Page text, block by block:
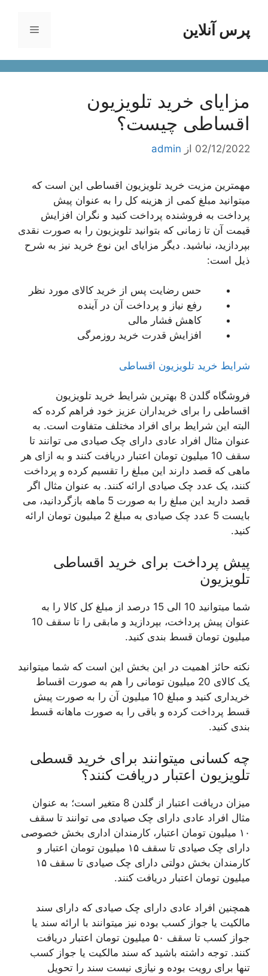
محتواپرس آنلاین فهرست
مزایای خرید تلویزیون
اقساطی چیست؟
02/12/2022 از admin
مهمترین مزیت خرید تلویزیون اقساطی این است که
میتوانید مبلغ کمی از هزینه کل را به عنوان پیش
پرداخت به فروشنده پرداخت کنید و نگران افزایش
قیمت آن تا زمانی که بتوانید تلویزیون را به صورت نقدی
بپردازید، نباشید. دیگر مزایای این نوع خرید نیز به شرح
ذیل است:
حس رضایت پس از خرید کالای مورد نظر
رفع نیاز و پرداخت آن در آینده
کاهش فشار مالی
افزایش قدرت خرید روزمرگی
شرایط خرید تلویزیون اقساطی
فروشگاه گلدن 8 بهترین شرایط خرید تلویزیون
اقساطی را برای خریداران عزیز خود فراهم کرده که
البته این شرایط برای افراد مختلف متفاوت است. به
عنوان مثال افراد عادی دارای چک صیادی می توانند تا
سقف 10 میلیون تومان اعتبار دریافت کنند و به ازای هر
ماهی که قصد دارند این مبلغ را تقسیم کرده و پرداخت
کنند، یک عدد چک صیادی ارائه کنند. به عنوان مثال اگر
قصد دارید این مبلغ را به صورت 5 ماهه بازگردانید، می
بایست 5 عدد چک صیادی به مبلغ 2 میلیون تومان ارائه
کنید.
پیش پرداخت برای خرید اقساطی
تلویزیون
شما میتوانید 10 الی 15 درصد از مبلغ کل کالا را به
عنوان پیش پرداخت، بپردازید و مابقی را تا سقف 10
میلیون تومان قسط بندی کنید.
نکته حائز اهمیت در این بخش این است که شما میتوانید
یک کالای 20 میلیون تومانی را هم به صورت اقساط
خریداری کنید و مبلغ 10 میلیون آن را به صورت پیش
قسط پرداخت کرده و باقی را به صورت ماهانه قسط
بندی کنید.
چه کسانی میتوانند برای خرید قسطی
تلویزیون اعتبار دریافت کنند؟
میزان دریافت اعتبار از گلدن 8 متغیر است؛ به عنوان
مثال افراد عادی دارای چک صیادی می توانند تا سقف
۱۰ میلیون تومان اعتبار، کارمندان اداری بخش خصوصی
دارای چک صیادی تا سقف ۱۵ میلیون تومان اعتبار و
کارمندان بخش دولتی دارای چک صیادی تا سقف ۱۵
میلیون تومان اعتبار دریافت کنند.
همچنین افراد عادی دارای چک صیادی که دارای سند
مالکیت یا جواز کسب بوده نیز میتوانند با ارائه سند یا
جواز کسب تا سقف ۵۰ میلیون تومان اعتبار دریافت
کنند. توجه داشته باشید که سند مالکیت یا جواز کسب
تنها برای رویت بوده و نیازی نیست سند را تحویل